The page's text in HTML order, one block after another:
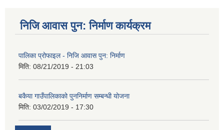
निजि आवास पुन: निर्माण कार्यक्रम
पालिका प्रोफाइल - निजि आवास पुन: निर्माण
मिति: 08/21/2019 - 21:03
बकैया गाउँपालिकाको पुननिर्माण सम्बन्धी योजना
मिति: 03/02/2019 - 17:30